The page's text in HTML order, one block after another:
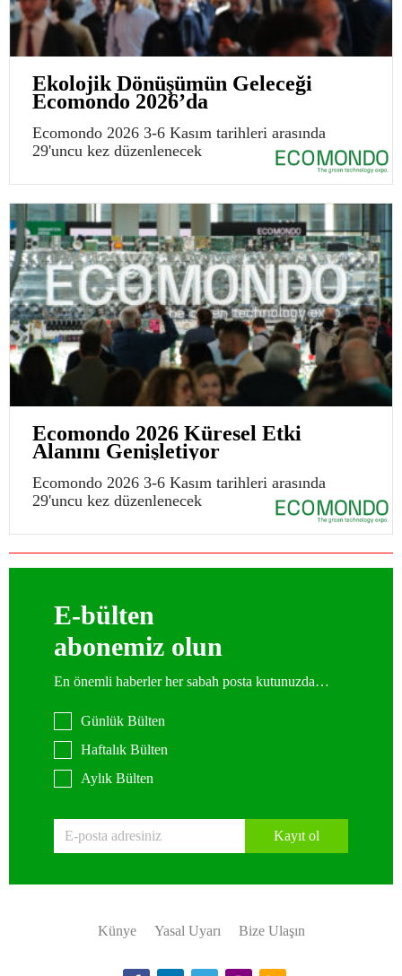
Ekolojik Dönüşümün Geleceği
Ecomondo 2026’da
Ecomondo 2026 3-6 Kasım tarihleri arasında
29'uncu kez düzenlenecek
Ecomondo 2026 Küresel Etki
Alanını Genişletiyor
Ecomondo 2026 3-6 Kasım tarihleri arasında
29'uncu kez düzenlenecek
E-bülten
abonemiz olun
En önemli haberler her sabah posta kutunuzda…
Günlük Bülten
Haftalık Bülten
Aylık Bülten
Kayıt ol
Künye Yasal Uyarı Bize Ulaşın